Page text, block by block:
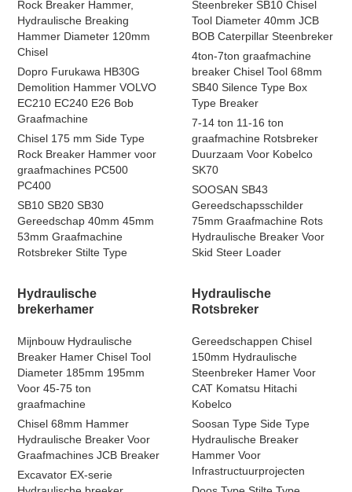
Rock Breaker Hammer,
Hydraulische Breaking
Hammer Diameter 120mm
Chisel
Dopro Furukawa HB30G
Demolition Hammer VOLVO
EC210 EC240 E26 Bob
Graafmachine
Chisel 175 mm Side Type
Rock Breaker Hammer voor
graafmachines PC500
PC400
SB10 SB20 SB30
Gereedschap 40mm 45mm
53mm Graafmachine
Rotsbreker Stilte Type
Steenbreker SB10 Chisel
Tool Diameter 40mm JCB
BOB Caterpillar Steenbreker
4ton-7ton graafmachine
breaker Chisel Tool 68mm
SB40 Silence Type Box
Type Breaker
7-14 ton 11-16 ton
graafmachine Rotsbreker
Duurzaam Voor Kobelco
SK70
SOOSAN SB43
Gereedschapsschilder
75mm Graafmachine Rots
Hydraulische Breaker Voor
Skid Steer Loader
Hydraulische
brekerhamer
Mijnbouw Hydraulische
Breaker Hamer Chisel Tool
Diameter 185mm 195mm
Voor 45-75 ton
graafmachine
Chisel 68mm Hammer
Hydraulische Breaker Voor
Graafmachines JCB Breaker
Excavator EX-serie
Hydraulische
Rotsbreker
Gereedschappen Chisel
150mm Hydraulische
Steenbreker Hamer Voor
CAT Komatsu Hitachi
Kobelco
Soosan Type Side Type
Hydraulische Breaker
Hammer Voor
Infrastructuurprojecten